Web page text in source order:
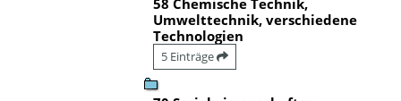
Umwelttechnik, verschiedene
Technologien
5 Einträge